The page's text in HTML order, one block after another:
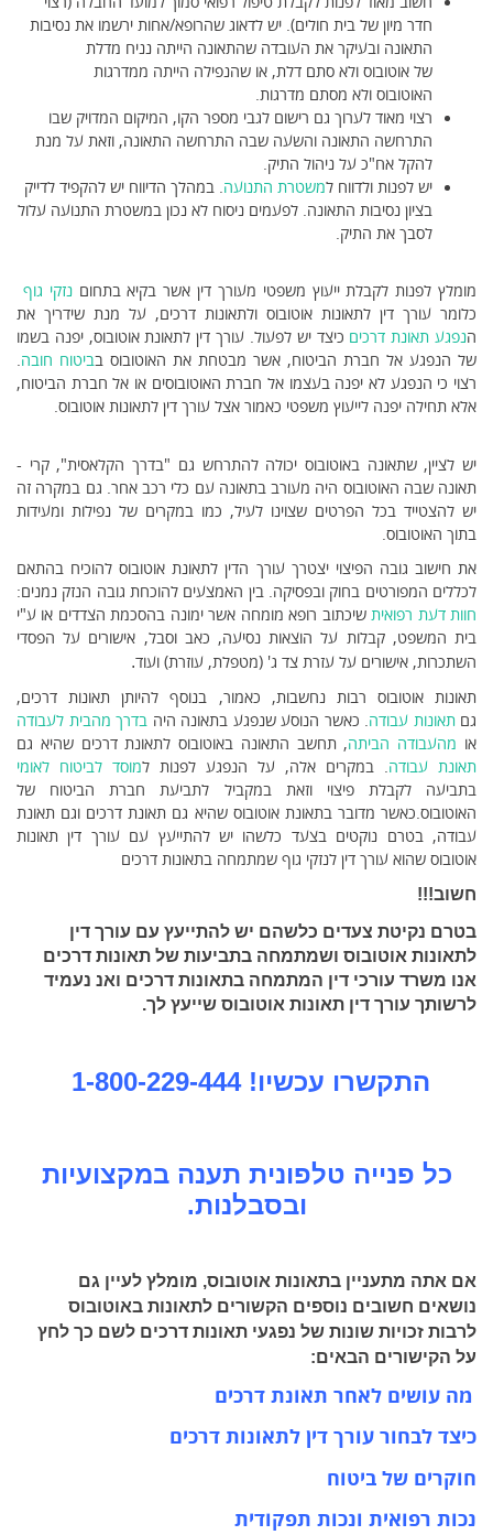
חדר מיון של בית חולים). יש לדאוג שהרופא/אחות ירשמו את נסיבות
התאונה ובעיקר את העובדה שהתאונה הייתה נניח מדלת
של אוטובוס ולא סתם דלת, או שהנפילה הייתה ממדרגות
האוטובוס ולא מסתם מדרגות.
רצוי מאוד לערוך גם רישום לגבי מספר הקו, המיקום המדויק שבו
התרחשה התאונה והשעה שבה התרחשה התאונה, וזאת על מנת
להקל אח"כ על ניהול התיק.
יש לפנות ולדווח למשטרת התנועה. במהלך הדיווח יש להקפיד לדייק
בציון נסיבות התאונה. לפעמים ניסוח לא נכון במשטרת התנועה עלול
לסבך את התיק.
מומלץ לפנות לקבלת ייעוץ משפטי מעורך דין אשר בקיא בתחוםנזקי גוף
כלומר עורך דין לתאונות אוטובוס ולתאונות דרכים, על מנת שידריך את
הנפגע תאונת דרכים כיצד יש לפעול. עורך דין לתאונת אוטובוס, יפנה בשמו
של הנפגע אל חברת הביטוח, אשר מבטחת את האוטובוס בביטוח חובה.
רצוי כי הנפגע לא יפנה בעצמו אל חברת האוטובוסים או אל חברת הביטוח,
אלא תחילה יפנה לייעוץ משפטי כאמור אצל עורך דין לתאונות אוטובוס.
יש לציין, שתאונה באוטובוס יכולה להתרחש גם "בדרך הקלאסית", קרי -
תאונה שבה האוטובוס היה מעורב בתאונה עם כלי רכב אחר. גם במקרה זה
יש להצטייד בכל הפרטים שצוינו לעיל, כמו במקרים של נפילות ומעידות
בתוך האוטובוס.
את חישוב גובה הפיצוי יצטרך עורך הדין לתאונת אוטובוס להוכיח בהתאם
לכללים המפורטים בחוק ובפסיקה. בין האמצעים להוכחת גובה הנזק נמנים:
חוות דעת רפואיתשיכתוב רופא מומחה אשר ימונה בהסכמת הצדדים או ע"י
בית המשפט, קבלות על הוצאות נסיעה, כאב וסבל, אישורים על הפסדי
השתכרות, אישורים על עזרת צד ג' (מטפלת, עוזרת) ועוד.
תאונות אוטובוס רבות נחשבות, כאמור, בנוסף להיותן תאונות דרכים,
גםתאונות עבודה. כאשר הנוסע שנפגע בתאונה היה בדרך מהבית לעבודה
או מהעבודה הביתה, תחשב התאונה באוטובוס לתאונת דרכים שהיא גם
תאונת עבודה. במקרים אלה, על הנפגע לפנות למוסד לביטוח לאומי
בתביעה לקבלת פיצוי וזאת במקביל לתביעת חברת הביטוח של
האוטובוס.כאשר מדובר בתאונת אוטובוס שהיא גם תאונת דרכים וגם תאונת
עבודה, בטרם נוקטים בצעד כלשהו יש להתייעץ עם עורך דין תאונות
אוטובוס שהוא עורך דין לנזקי גוף שמתמחה בתאונות דרכים
חשוב!!!
בטרם נקיטת צעדים כלשהם יש להתייעץ עם עורך דין
לתאונות אוטובוס ושמתמחה בתביעות של תאונות דרכים
אנו משרד עורכי דין המתמחה בתאונות דרכים ואנ נעמיד
לרשותך עורך דין תאונות אוטובוס שייעץ לך.
התקשרו עכשיו! 1-800-229-444
כל פנייה טלפונית תענה במקצועיות
ובסבלנות.
אם אתה מתעניין בתאונות אוטובוס, מומלץ לעיין גם
נושאים חשובים נוספים הקשורים לתאונות באוטובוס
לרבות זכויות שונות של נפגעי תאונות דרכים לשם כך לחץ
על הקישורים הבאים:
מה עושים לאחר תאונת דרכים
כיצד לבחור עורך דין לתאונות דרכים
חוקרים של ביטוח
נכות רפואית ונכות תפקודית